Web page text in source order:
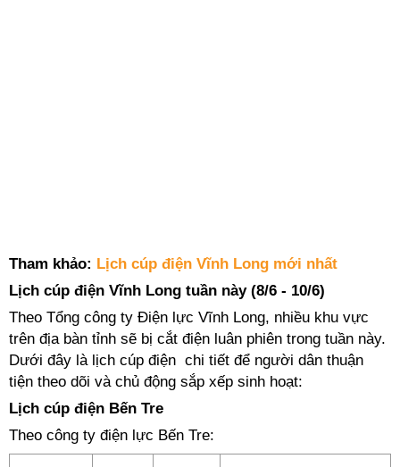
Tham khảo: Lịch cúp điện Vĩnh Long mới nhất
Lịch cúp điện Vĩnh Long tuần này (8/6 - 10/6)
Theo Tổng công ty Điện lực Vĩnh Long, nhiều khu vực
trên địa bàn tỉnh sẽ bị cắt điện luân phiên trong tuần này.
Dưới đây là lịch cúp điện chi tiết để người dân thuận
tiện theo dõi và chủ động sắp xếp sinh hoạt:
Lịch cúp điện Bến Tre
Theo công ty điện lực Bến Tre: